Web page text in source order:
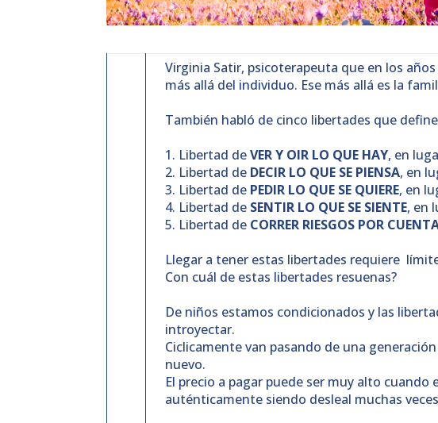
Virginia Satir, psicoterapeuta que en los
más allá del individuo. Ese más allá es la
También habló de cinco libertades que
1. Libertad deVER Y OIR LO QUE HAY, en
2. Libertad de DECIR LO QUE SE PIENSA, en
3. Libertad de PEDIR LO QUE SE QUIERE, en
4. Libertad de SENTIR LO QUE SE SIENTE, en
5. Libertad de CORRER RIESGOS POR
Llegar a tener estas libertades requiere
Con cuál de estas libertades resuenas?
De niños estamos condicionados y las
introyectar.
Ciclicamente van pasando de una
nuevo.
El precio a pagar puede ser muy alto cuando
auténticamente siendo desleal muchas